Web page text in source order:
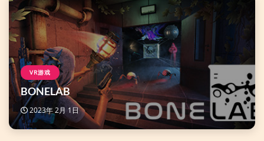
VR游戏
BONELAB
2023年 2月 1日